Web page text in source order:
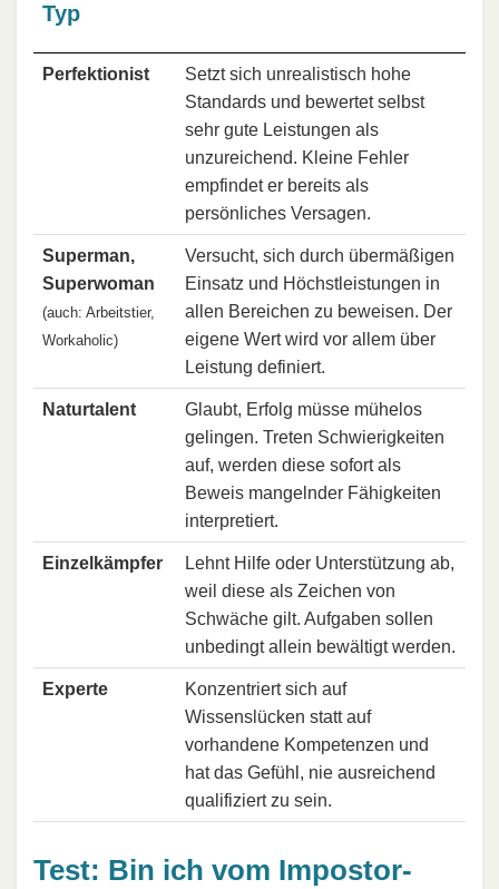
Typ
Perfektionist
Setzt sich unrealistisch hohe
Standards und bewertet selbst
sehr gute Leistungen als
unzureichend. Kleine Fehler
empfindet er bereits als
persönliches Versagen.
Superman,
Superwoman
(auch: Arbeitstier,
Workaholic)
Versucht, sich durch übermäßigen
Einsatz und Höchstleistungen in
allen Bereichen zu beweisen. Der
eigene Wert wird vor allem über
Leistung definiert.
Naturtalent
Glaubt, Erfolg müsse mühelos
gelingen. Treten Schwierigkeiten
auf, werden diese sofort als
Beweis mangelnder Fähigkeiten
interpretiert.
Einzelkämpfer
Lehnt Hilfe oder Unterstützung ab,
weil diese als Zeichen von
Schwäche gilt. Aufgaben sollen
unbedingt allein bewältigt werden.
Experte
Konzentriert sich auf
Wissenslücken statt auf
vorhandene Kompetenzen und
hat das Gefühl, nie ausreichend
qualifiziert zu sein.
Test: Bin ich vom Impostor-